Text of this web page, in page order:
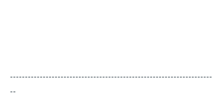
--------------------------------------------------------------------
--